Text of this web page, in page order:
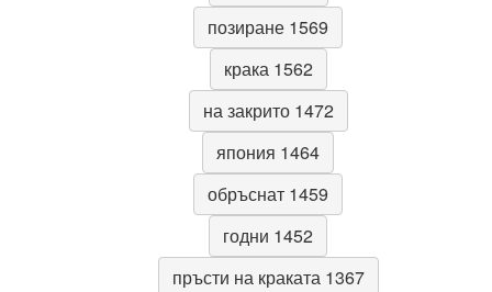
позиране 1569
крака 1562
на закрито 1472
япония 1464
обръснат 1459
годни 1452
пръсти на краката 1367